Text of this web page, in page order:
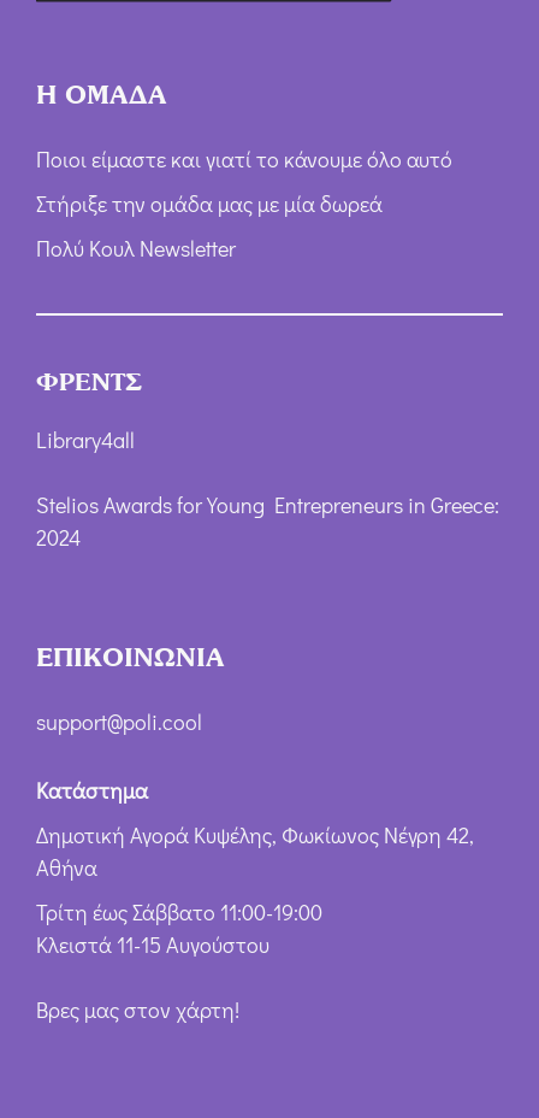
Η ΟΜΑΔΑ
Ποιοι είμαστε και γιατί το κάνουμε όλο αυτό
Στήριξε την ομάδα μας με μία δωρεά
Πολύ Κουλ Newsletter
ΦΡΕΝΤΣ
Library4all
Stelios Awards for Young Entrepreneurs in Greece:
2024
ΕΠΙΚΟΙΝΩΝΙΑ
support@poli.cool
Κατάστημα
Δημοτική Αγορά Κυψέλης, Φωκίωνος Νέγρη 42,
Αθήνα
Τρίτη έως Σάββατο 11:00-19:00
Κλειστά 11-15 Αυγούστου
Βρες μας στον χάρτη!